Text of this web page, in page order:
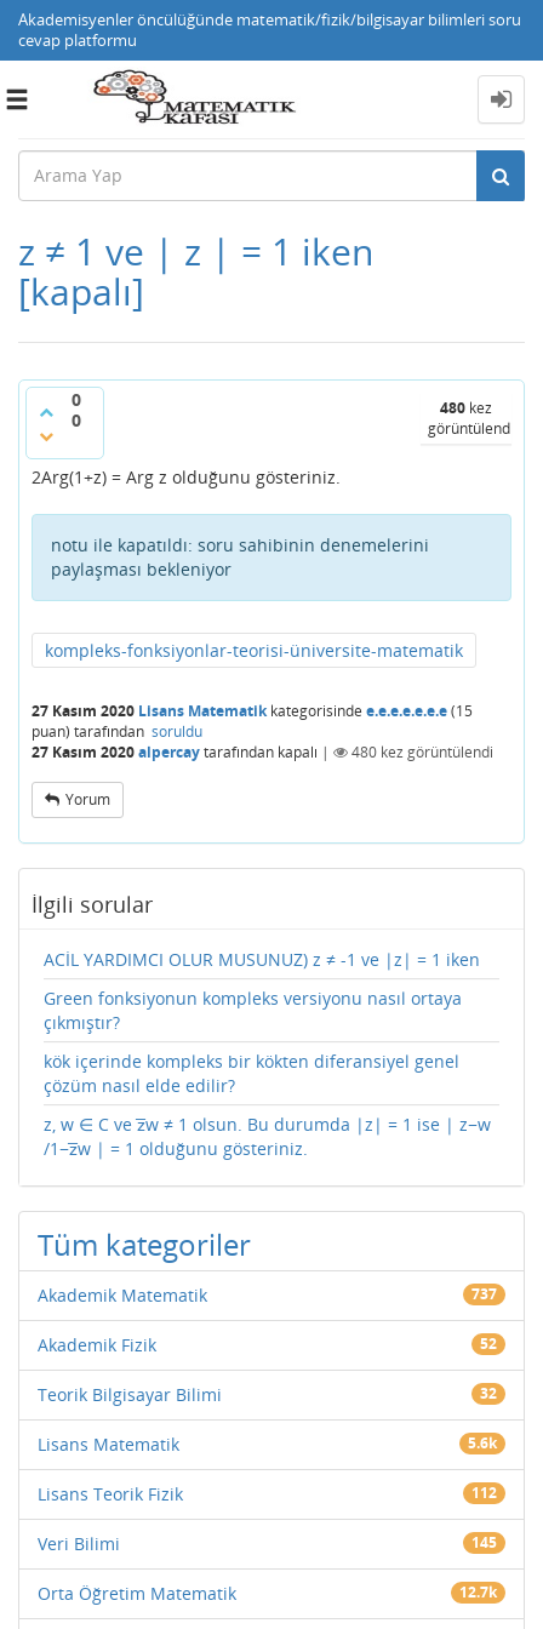
Akademisyenler öncülüğünde matematik/fizik/bilgisayar bilimleri soru
cevap platformu
Toggle
z ≠ 1 ve | z | = 1 iken
[kapalı]
0
0
480 kez
görüntülendi
2Arg(1+z) = Arg z olduğunu gösteriniz.
notu ile kapatıldı: soru sahibinin denemelerini
paylaşması bekleniyor
kompleks-fonksiyonlar-teorisi-üniversite-matematik
27 Kasım 2020 Lisans Matematikkategorisinde e.e.e.e.e.e.e(15
puan) tarafından soruldu
27 Kasım 2020alpercaytarafından kapalı | 480 kez görüntülendi
Yorum
İlgili sorular
ACİL YARDIMCI OLUR MUSUNUZ) z ≠ -1 ve |z| = 1 iken
Green fonksiyonun kompleks versiyonu nasıl ortaya
çıkmıştır?
kök içerinde kompleks bir kökten diferansiyel genel
çözüm nasıl elde edilir?
z, w ∈ C ve z̅w ≠ 1 olsun. Bu durumda |z| = 1 ise | z−w
/1−z̅w | = 1 olduğunu gösteriniz.
Tüm kategoriler
Akademik Matematik 737
Akademik Fizik 52
Teorik Bilgisayar Bilimi 32
Lisans Matematik 5.6k
Lisans Teorik Fizik 112
Veri Bilimi 145
Orta Öğretim Matematik 12.7k